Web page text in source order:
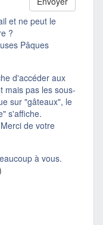
et ne peut le
?
Pâques
d'accéder aux
mais pas les sous-
sur "gâteaux", le
s'affiche.
de votre
à vous.